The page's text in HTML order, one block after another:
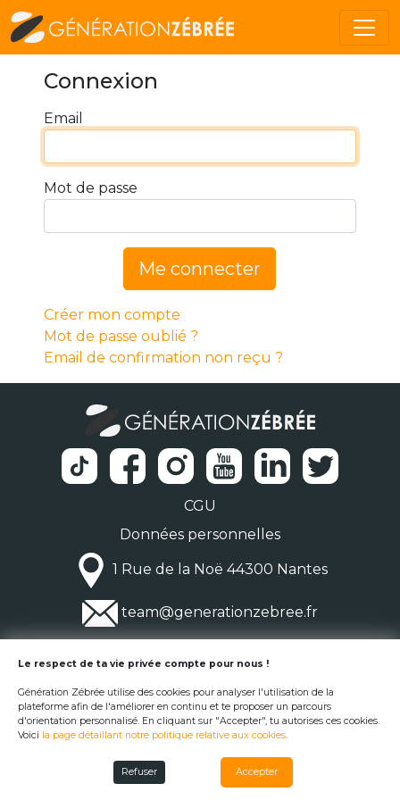
Connexion
Email
Mot de passe
Me connecter
Créer mon compte
Mot de passe oublié ?
Email de confirmation non reçu ?
CGU
Données personnelles
1 Rue de la Noë 44300 Nantes
team@generationzebree.fr
© Génération Zébrée 2026
Le respect de ta vie privée compte pour nous !
Génération Zébrée utilise des cookies pour analyser l'utilisation de la
plateforme afin de l'améliorer en continu et te proposer un parcours
d'orientation personnalisé. En cliquant sur "Accepter", tu autorises ces cookies.
Voici la page détaillant notre politique relative aux cookies.
Refuser Accepter